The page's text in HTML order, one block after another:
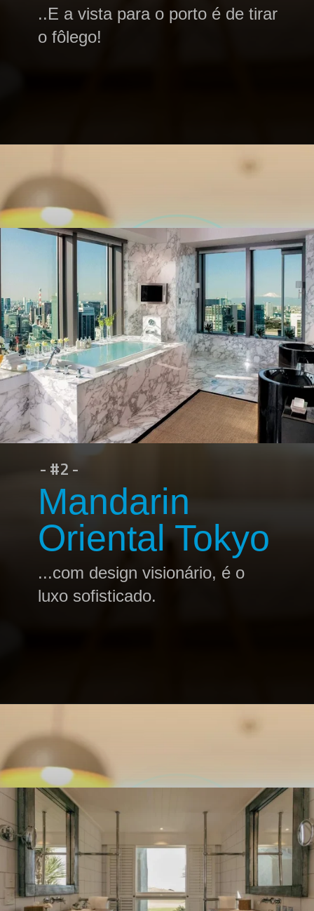
..E a vista para o porto é de tirar
o fôlego!
- #2 -
Mandarin
Oriental Tokyo
...com design visionário, é o
luxo sofisticado.